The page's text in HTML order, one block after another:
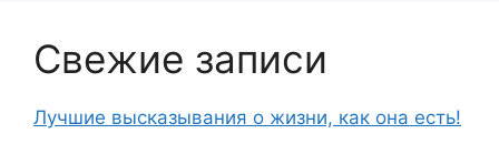
Свежие записи
Лучшие высказывания о жизни, как она есть!